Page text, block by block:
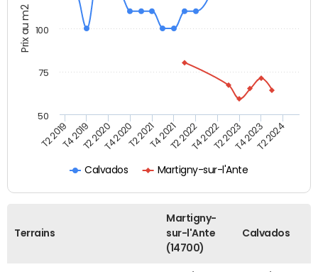
Prix au m2
Calvados Martigny-sur-l'Ante
T2 2019T4 2019T2 2020T4 2020T2 2021T4 2021T2 2022T4 2022T2 2023T4 2023T2 2024
100
50
75
Terrains
Martigny-
sur-l'Ante
(14700)
Calvados